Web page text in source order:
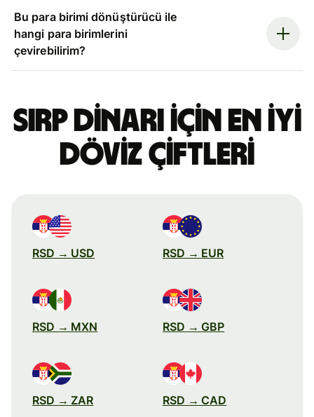
Bu para birimi dönüştürücü ile
hangi para birimlerini
çevirebilirim?
Sırp dinarı için en iyi
döviz çiftleri
RSD → USD RSD → EUR
RSD → MXN RSD → GBP
RSD → ZAR RSD → CAD